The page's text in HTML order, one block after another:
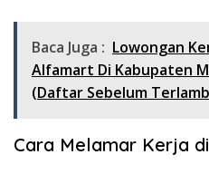
Baca Juga : Lowongan
Alfamart Di Kabupaten
(Daftar Sebelum
Cara Melamar Kerja